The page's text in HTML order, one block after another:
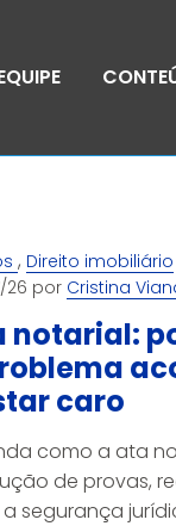
, Direito imobiliário
26 por Cristina
notarial:
caro
como a ata
de provas,
segurança